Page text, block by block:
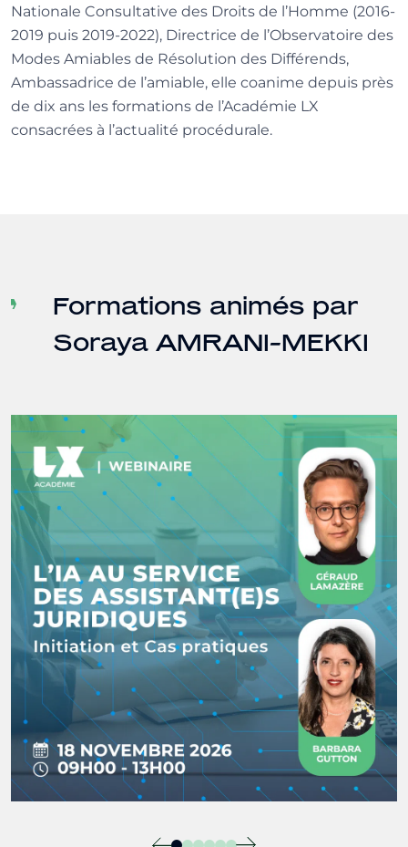
Nationale Consultative des Droits de l’Homme (2016-
2019 puis 2019-2022), Directrice de l’Observatoire des
Modes Amiables de Résolution des Différends,
Ambassadrice de l’amiable, elle coanime depuis près
de dix ans les formations de l’Académie LX
consacrées à l’actualité procédurale.
Formations animés par
Soraya AMRANI-MEKKI